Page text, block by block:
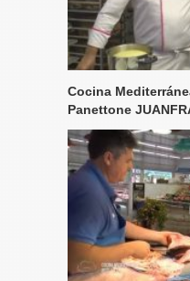
Cocina
Panettone